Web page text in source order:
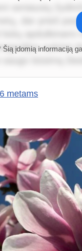
dar prieš
būtų apdulkinami
sukūrė
Šią įdomią informaciją
metams